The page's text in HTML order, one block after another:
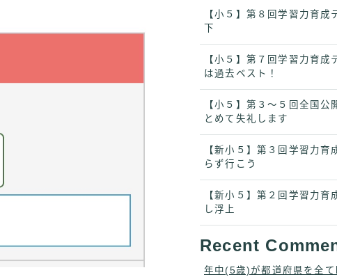
【小５】第８回学習力育成
下
【小５】第７回学習力育成
は過去ベスト！
【小５】第３〜５回全国公
とめて失礼します
【新小５】第３回学習力育
らず行こう
【新小５】第２回学習力育
し浮上
Recent
年中(5歳)が都道府県を全て